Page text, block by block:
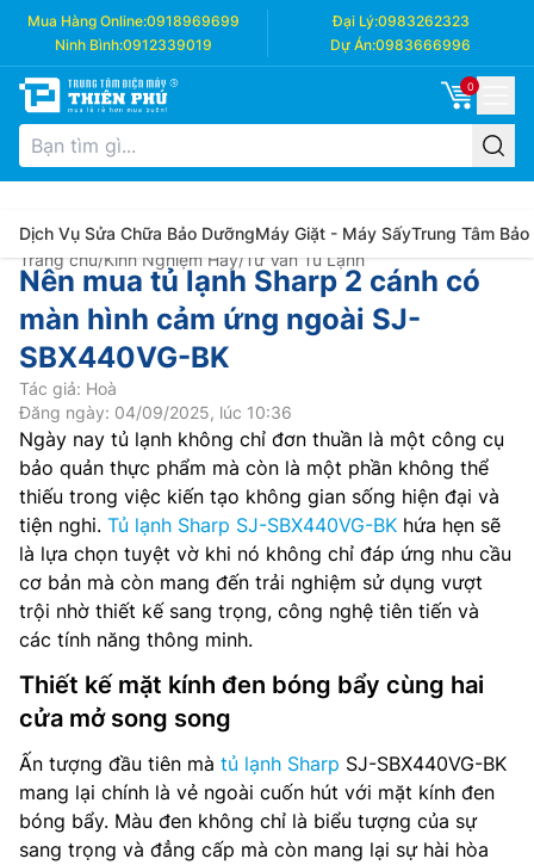
Mua Hàng Online:0918969699 Đại Lý:0983262323
Ninh Bình:0912339019 Dự Án:0983666996
0
Dịch Vụ Sửa Chữa Bảo DưỡngMáy Giặt - Máy SấyTrung Tâm Bảo
Trang chủ/Kinh Nghiệm Hay/Tư Vấn Tủ Lạnh
Nên mua tủ lạnh Sharp 2 cánh có
màn hình cảm ứng ngoài SJ-
SBX440VG-BK
Tác giả: Hoà
Đăng ngày: 04/09/2025, lúc 10:36
Ngày nay tủ lạnh không chỉ đơn thuần là một công cụ
bảo quản thực phẩm mà còn là một phần không thể
thiếu trong việc kiến tạo không gian sống hiện đại và
tiện nghi. Tủ lạnh Sharp SJ-SBX440VG-BK hứa hẹn sẽ
là lựa chọn tuyệt vờ khi nó không chỉ đáp ứng nhu cầu
cơ bản mà còn mang đến trải nghiệm sử dụng vượt
trội nhờ thiết kế sang trọng, công nghệ tiên tiến và
các tính năng thông minh.
Thiết kế mặt kính đen bóng bẩy cùng hai
cửa mở song song
Ấn tượng đầu tiên mà tủ lạnh Sharp SJ-SBX440VG-BK
mang lại chính là vẻ ngoài cuốn hút với mặt kính đen
bóng bẩy. Màu đen không chỉ là biểu tượng của sự
sang trọng và đẳng cấp mà còn mang lại sự hài hòa